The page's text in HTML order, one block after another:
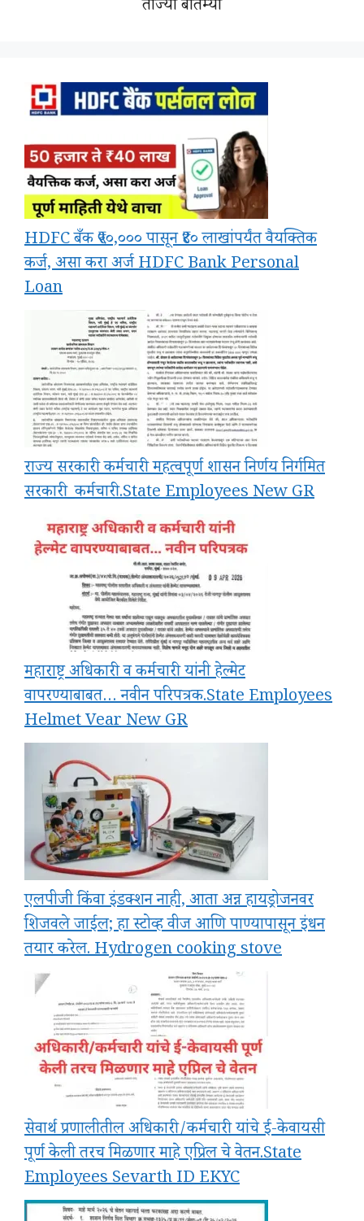
ताज्या बातम्या
HDFC बँक ₹५०,००० पासून ₹४० लाखांपर्यंत वैयक्तिक
कर्ज, असा करा अर्ज HDFC Bank Personal
Loan
राज्य सरकारी कर्मचारी महत्वपूर्ण शासन निर्णय निर्गमित
सरकारी_कर्मचारी.State Employees New GR
महाराष्ट्र अधिकारी व कर्मचारी यांनी हेल्मेट
वापरण्याबाबत… नवीन परिपत्रक.State Employees
Helmet Vear New GR
एलपीजी किंवा इंडक्शन नाही, आता अन्न हायड्रोजनवर
शिजवले जाईल; हा स्टोव्ह वीज आणि पाण्यापासून इंधन
तयार करेल. Hydrogen cooking stove
सेवार्थ प्रणालीतील अधिकारी/कर्मचारी यांचे ई-केवायसी
पूर्ण केली तरच मिळणार माहे एप्रिल चे वेतन.State
Employees Sevarth ID EKYC